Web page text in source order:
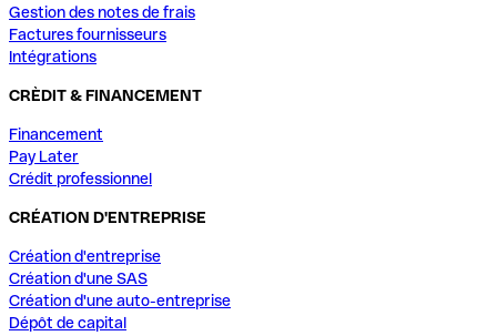
Gestion des notes de frais
Factures fournisseurs
Intégrations
CRÈDIT & FINANCEMENT
Financement
Pay Later
Crédit professionnel
CRÉATION D'ENTREPRISE
Création d'entreprise
Création d'une SAS
Création d'une auto-entreprise
Dépôt de capital